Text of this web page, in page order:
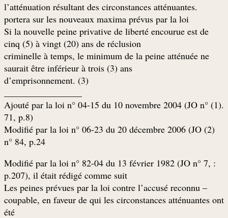
.l’atténuation résultant des circonstances atténuantes
portera sur les nouveaux maxima prévus par la loi
Si la nouvelle peine privative de liberté encourue est de
cinq (5) à vingt (20) ans de réclusion
criminelle à temps, le minimum de la peine atténuée ne
saurait être inférieur à trois (3) ans
(d’emprisonnement. (3
.(1) Ajouté par la loi n° 04-15 du 10 novembre 2004 (JO n°
71, p.8)
(2) Modifié par la loi n° 06-23 du 20 décembre 2006 (JO
n° 84, p.24
: Modifié par la loi n° 82-04 du 13 février 1982 (JO n° 7,
p.207), il était rédigé comme suit
– Les peines prévues par la loi contre l’accusé reconnu
coupable, en faveur de qui les circonstances atténuantes ont
été